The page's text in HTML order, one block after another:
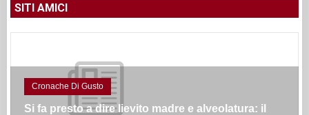
SITI AMICI
Cronache Di Gusto
Si fa presto a dire lievito madre e alveolatura: il